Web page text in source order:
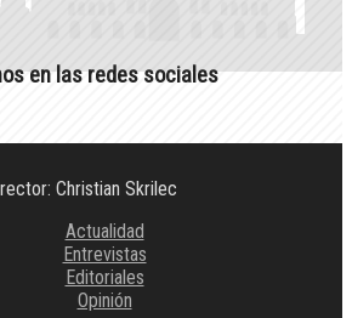
en las redes sociales
Christian Skrilec
Actualidad
Entrevistas
Editoriales
Opinión